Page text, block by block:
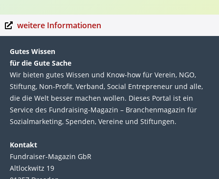
weitere Informationen
Gutes Wissen
für die Gute Sache
Wir bie­ten gutes Wis­sen und Know-how für Ver­ein, NGO,
Stif­tung, Non-Profit, Ver­band, Social Entre­pre­neur und alle,
die die Welt bes­ser machen wol­len. Die­ses Por­tal ist ein
Service des Fund­raising-Magazin – Bran­chen­magazin für
Sozial­marke­ting, Spen­den, Ver­eine und Stif­tun­gen.
Kontakt
Fundraiser-Magazin GbR
Altlockwitz 19